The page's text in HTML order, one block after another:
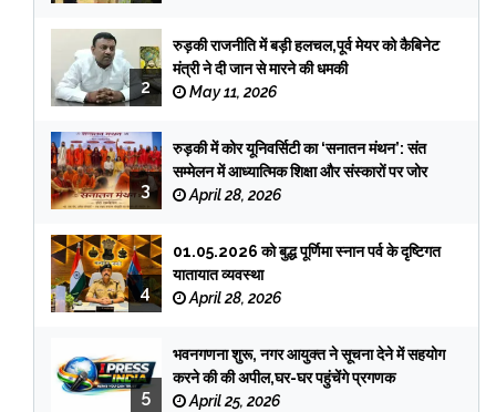
2
रुड़की राजनीति में बड़ी हलचल,पूर्व मेयर को कैबिनेट
मंत्री ने दी जान से मारने की धमकी
May 11, 2026
3
रुड़की में कोर यूनिवर्सिटी का ‘सनातन मंथन’: संत
सम्मेलन में आध्यात्मिक शिक्षा और संस्कारों पर जोर
April 28, 2026
4
01.05.2026 को बुद्ध पूर्णिमा स्नान पर्व के दृष्टिगत
यातायात व्यवस्था
April 28, 2026
5
भवनगणना शुरू, नगर आयुक्त ने सूचना देने में सहयोग
करने की की अपील,घर-घर पहुंचेंगे प्रगणक
April 25, 2026